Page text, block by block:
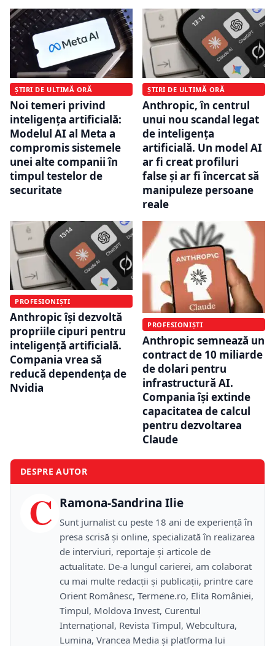
ȘTIRI DE ULTIMĂ ORĂ
Noi temeri privind
inteligența artificială:
Modelul AI al Meta a
compromis sistemele
unei alte companii în
timpul testelor de
securitate
ȘTIRI DE ULTIMĂ ORĂ
Anthropic, în centrul
unui nou scandal legat
de inteligența
artificială. Un model AI
ar fi creat profiluri
false și ar fi încercat să
manipuleze persoane
reale
PROFESIONIȘTI
Anthropic își dezvoltă
propriile cipuri pentru
inteligență artificială.
Compania vrea să
reducă dependența de
Nvidia
PROFESIONIȘTI
Anthropic semnează un
contract de 10 miliarde
de dolari pentru
infrastructură AI.
Compania își extinde
capacitatea de calcul
pentru dezvoltarea
Claude
DESPRE AUTOR
C Ramona-Sandrina Ilie
Sunt jurnalist cu peste 18 ani de experiență în
presa scrisă și online, specializată în realizarea
de interviuri, reportaje și articole de
actualitate. De-a lungul carierei, am colaborat
cu mai multe redacții și publicații, printre care
Orient Românesc, Termene.ro, Elita României,
Timpul, Moldova Invest, Curentul
Internațional, Revista Timpul, Webcultura,
Lumina, Vrancea Media și platforma lui